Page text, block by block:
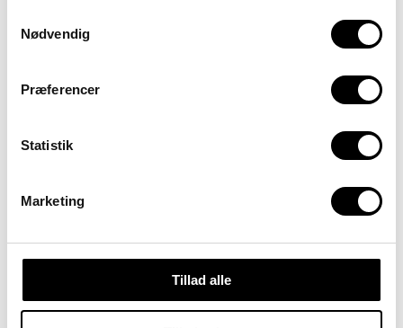
Nødvendig
Præferencer
Statistik
Marketing
Tillad alle
Pris ex
moms
angst?
Book et PDA oplæg til din arbejdsplads